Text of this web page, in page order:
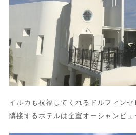
イルカも祝福してくれるドルフィンセ
隣接するホテルは全室オーシャンビュ